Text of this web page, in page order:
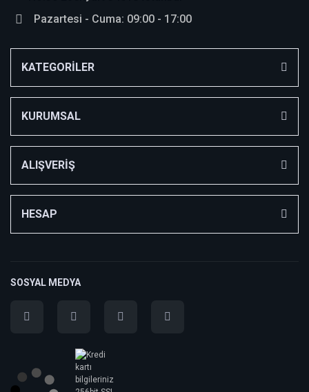
Yorum Yaz
Pazartesi - Cuma: 09:00 - 17:00
KATEGORİLER
KURUMSAL
ALIŞVERİŞ
HESAP
SOSYAL MEDYA